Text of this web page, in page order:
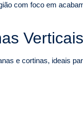
com foco em
e cortinas, ideais